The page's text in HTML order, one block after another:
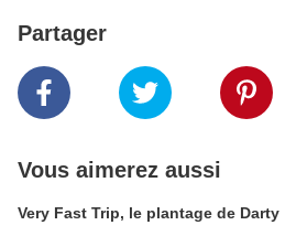
Partager
Vous aimerez aussi
Very Fast Trip, le plantage de Darty